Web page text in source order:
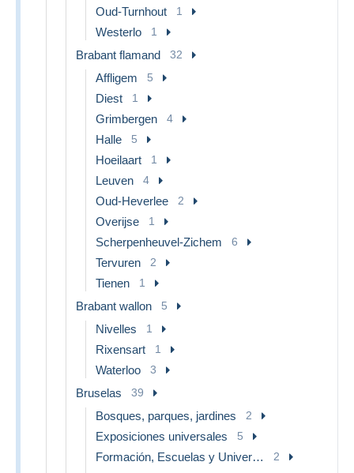
Oud-Turnhout 1
Westerlo 1
Brabant flamand 32
Affligem 5
Diest 1
Grimbergen 4
Halle 5
Hoeilaart 1
Leuven 4
Oud-Heverlee 2
Overijse 1
Scherpenheuvel-Zichem 6
Tervuren 2
Tienen 1
Brabant wallon 5
Nivelles 1
Rixensart 1
Waterloo 3
Bruselas 39
Bosques, parques, jardines 2
Exposiciones universales 5
Formación, Escuelas y Universidades 2